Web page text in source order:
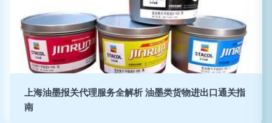
上海油墨报关代理服务全解析 油墨类货物进出口通关指
南